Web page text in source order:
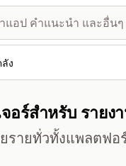
ง
อร์สำหรับ ราย
รายทั่วทั้งแพลตฟ